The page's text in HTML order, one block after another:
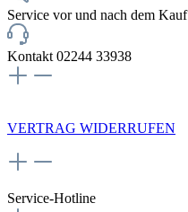
Service vor und nach dem Kauf
Kontakt 02244 33938
VERTRAG WIDERRUFEN
Service-Hotline